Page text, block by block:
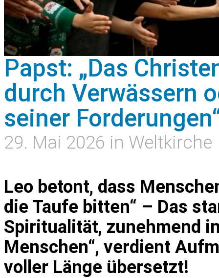
Papst: „Das
durch Verwässern
seiner
29. Mai 2026 in Weltkirche
Leo betont, dass
die Taufe bitten“ – Das
Spiritualität, zunehmend
Menschen“, verdient
voller Länge übersetzt!